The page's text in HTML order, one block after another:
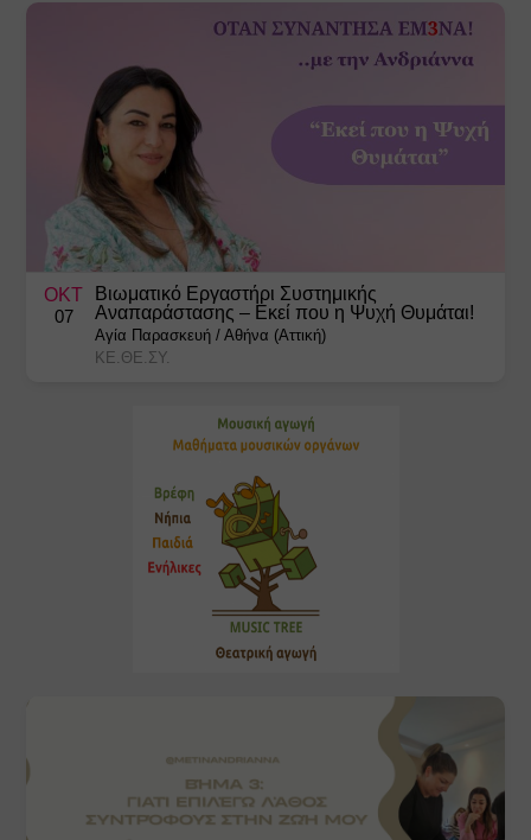
ΟΚΤ
07
Βιωματικό Εργαστήρι Συστημικής
Αναπαράστασης – Εκεί που η Ψυχή Θυμάται!
Αγία Παρασκευή /Αθήνα (Αττική)
ΚΕ.ΘΕ.ΣΥ.